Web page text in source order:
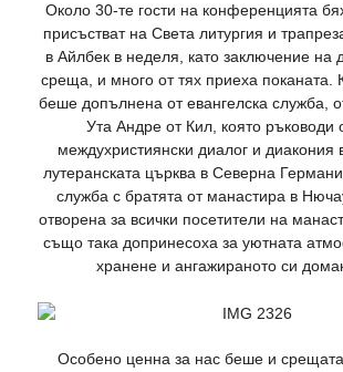
Около 30-те гости на конференцията
присъстват на Света литургия и
в Айлбек в неделя, като заключение на
среща, и много от тях приеха поканата.
беше допълнена от евангелска служба,
Ута Андре от Кил, която ръководи
междухристиянски диалог и диакония
лутеранската църква в Северна
служба с братята от манастира в
отворена за всички посетители на
също така допринесоха за уютната
хранене и ангажираното си
Особено ценна за нас беше и